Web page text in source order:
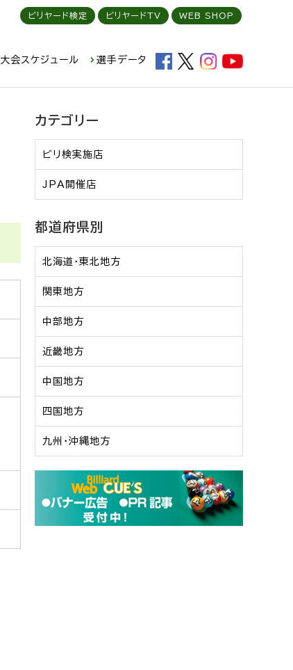
大会スケジュール 選手データ
ビリヤード検定 ビリヤードTV WEB SHOP
カテゴリー
ビリ検実施店
JPA開催店
都道府県別
北海道・東北地方
関東地方
中部地方
近畿地方
中国地方
四国地方
九州・沖縄地方